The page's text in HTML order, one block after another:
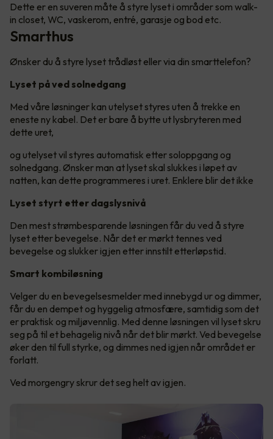
Dette er en suveren måte å styre lyset i områder som walk-
in closet, WC, vaskerom, entré, garasje og bod etc.
Smarthus
Ønsker du å styre lyset trådløst eller via din smarttelefon?
Lyset på ved solnedgang
Med våre løsninger kan utelyset styres uten å trekke en
eneste ny kabel. Det er bare å bytte ut lysbryteren med
dette uret,
og utelyset vil styres automatisk etter soloppgang og
solnedgang. Ønsker man at lyset skal slukkes i løpet av
natten, kan dette programmeres i uret. Enklere blir det ikke
Lyset styrt etter dagslysnivå
Den mest strømbesparende løsningen får du ved å styre
lyset etter bevegelse. Når det er mørkt tennes ved
bevegelse og slukker igjen etter innstilt etterløpstid.
Smart kombiløsning
Velger du en bevegelsesmelder med innebygd ur og dimmer,
får du en dempet og hyggelig atmosfære, samtidig som det
er praktisk og miljøvennlig. Med denne løsningen vil lyset skru
seg på til et behagelig nivå når det blir mørkt. Ved bevegelse
øker den til full styrke, og dimmes ned igjen når området er
forlatt.
Ved morgengry skrur det seg helt av igjen.